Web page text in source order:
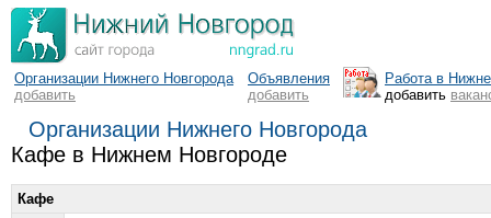
Организации Нижнего Новгорода
добавить
Объявления
добавить
Работа в
добавить
Организации Нижнего Новгорода
Кафе в Нижнем Новгороде
Кафе